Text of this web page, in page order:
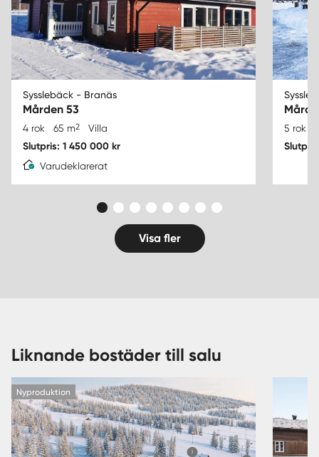
Sysslebäck - Branäs
Mården 53
4 rok 65 m2 Villa
Slutpris: 1 450 000 kr
Varudeklarerat
5 rok
Visa fler
Liknande bostäder till salu
Nyproduktion